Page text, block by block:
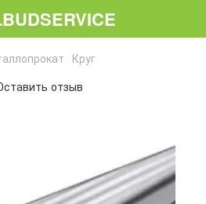
Круг
отзыв